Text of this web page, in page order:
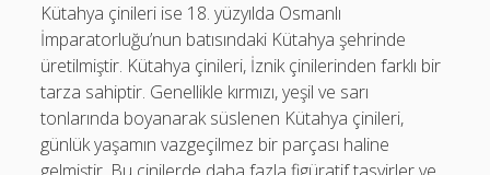
Kütahya çinileri ise 18. yüzyılda Osmanlı
İmparatorluğu’nun batısındaki Kütahya şehrinde
üretilmiştir. Kütahya çinileri, İznik çinilerinden farklı bir
tarza sahiptir. Genellikle kırmızı, yeşil ve sarı
tonlarında boyanarak süslenen Kütahya çinileri,
günlük yaşamın vazgeçilmez bir parçası haline